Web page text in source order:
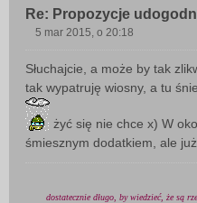
Re: Propozycje
s
t
5 mar 2015, o 20:18
Słuchajcie, a może by tak
tak wypatruję wiosny, a tu
żyć się nie chce x) W
śmiesznym dodatkiem, ale
dostatecznie długo, by wiedzieć, że są